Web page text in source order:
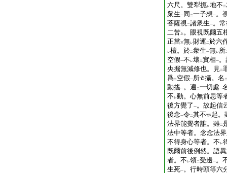
六尺。雙犁扼レ地不 二
衆生一 同 二一子想一。
菩薩視二諸衆生一。
二苦 上 。眼視既爾五
正當三無レ財運 二於六
レ檀。於二衆生一無レ所
空假一不 レ壞 二實相一。
央掘無減修也。見二
爲二 空假一所 攝。名 二
動搖一。遍 二一切處一
不 レ動。心無前思等
後方覺了 一。故起信
後念一令二其不
起。
法界能覺者誰。雖二
法中等者。念念法
不得身心等者。不 レ
既爾前後例然。語
者。不 レ領二受邊一。
生死一。行時頭等六